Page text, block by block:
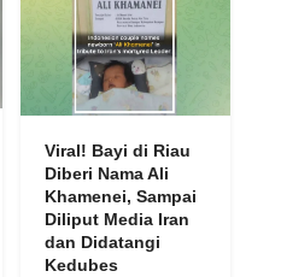
Viral! Bayi di Riau
Diberi Nama Ali
Khamenei, Sampai
Diliput Media Iran
dan Didatangi
Kedubes